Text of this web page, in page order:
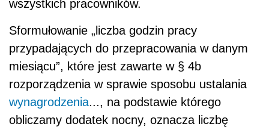
wszystkich pracowników.
Sformułowanie „liczba godzin pracy
przypadających do przepracowania w danym
miesiącu”, które jest zawarte w § 4b
rozporządzenia w sprawie sposobu ustalania
wynagrodzenia..., na podstawie którego
obliczamy dodatek nocny, oznacza liczbę